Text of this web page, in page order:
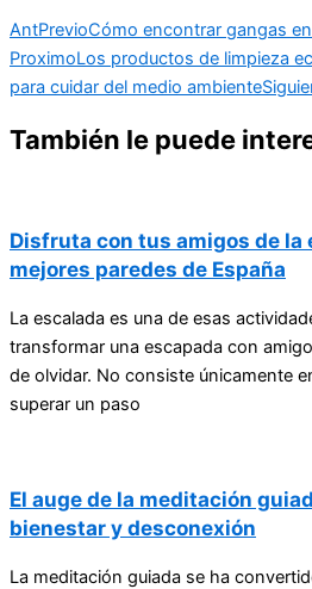
AntPrevioCómo encontrar gangas
ProximoLos productos de limpieza
para cuidar del medio ambiente
También le puede
Disfruta con tus amigos de la
mejores paredes de España
La escalada es una de esas
transformar una escapada con
de olvidar. No consiste únicamente
superar un paso
El auge de la meditación
bienestar y desconexión
La meditación guiada se ha